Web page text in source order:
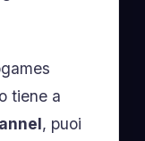
tiene a
, puoi